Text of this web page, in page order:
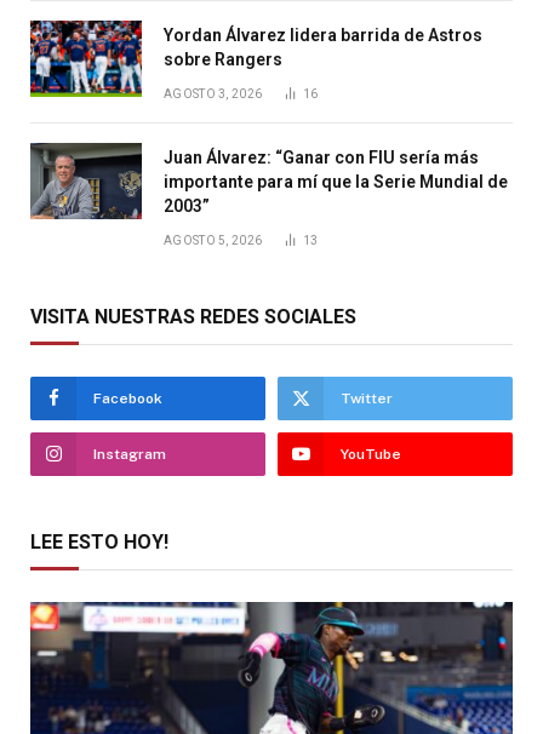
Yordan Álvarez lidera barrida de Astros
sobre Rangers
AGOSTO 3, 2026 16
Juan Álvarez: “Ganar con FIU sería más
importante para mí que la Serie Mundial de
2003”
AGOSTO 5, 2026 13
VISITA NUESTRAS REDES SOCIALES
Facebook Twitter
Instagram YouTube
LEE ESTO HOY!